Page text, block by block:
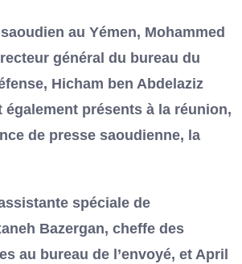
au Yémen, Mohammed
général du bureau du
Hicham ben Abdelaziz
également présents à la réunion,
de presse saoudienne, la
spéciale de
Bazergan, cheffe des
au bureau de l’envoyé, et April